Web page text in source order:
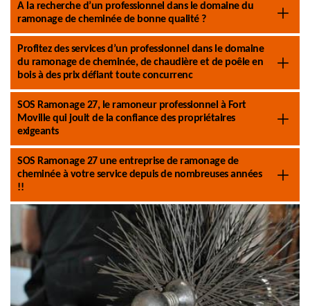
A la recherche d’un professionnel dans le domaine du
ramonage de cheminée de bonne qualité ?
Profitez des services d’un professionnel dans le domaine
du ramonage de cheminée, de chaudière et de poêle en
bois à des prix défiant toute concurrenc
SOS Ramonage 27, le ramoneur professionnel à Fort
Moville qui jouit de la confiance des propriétaires
exigeants
SOS Ramonage 27 une entreprise de ramonage de
cheminée à votre service depuis de nombreuses années
!!